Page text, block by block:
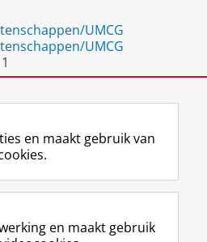
UMCG
UMCG
F
a
e
L
i
k
R
S
-
I
n
t
Y
o
T
en maakt gebruik van
en maakt gebruik